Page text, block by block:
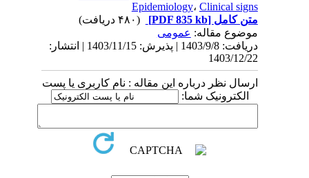
Epidemiology،Clinical signs
متن کامل[PDF 835 kb]
موضوع مقاله:عمومى
دریافت: 1403/9/8 | پذیرش: 1403/11/15 | انتشار:
1403/12/22
ارسال نظر درباره این مقاله : نام کاربری یا پست
الکترونیک شما: